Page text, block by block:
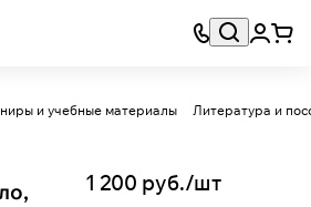
и учебные материалы Литература и
1 200 руб./шт